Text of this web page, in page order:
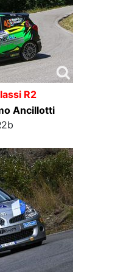
R2
Ancillotti